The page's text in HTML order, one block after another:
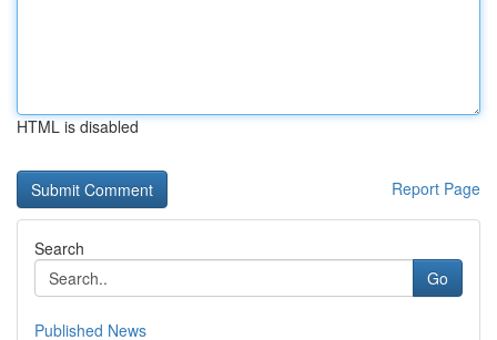
HTML is disabled
Report Page
Search
Go
Published News